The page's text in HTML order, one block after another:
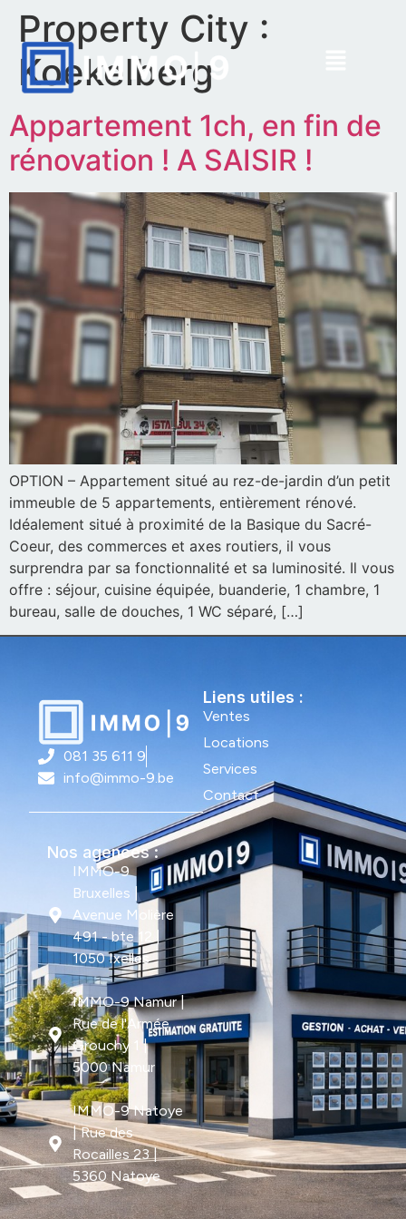
Property City :
Koekelberg
Appartement 1ch, en fin de
rénovation ! A SAISIR !
OPTION – Appartement situé au rez-de-jardin d’un petit
immeuble de 5 appartements, entièrement rénové.
Idéalement situé à proximité de la Basique du Sacré-
Coeur, des commerces et axes routiers, il vous
surprendra par sa fonctionnalité et sa luminosité. Il vous
offre : séjour, cuisine équipée, buanderie, 1 chambre, 1
bureau, salle de douches, 1 WC séparé, […]
081 35 611 9
info@immo-9.be
Nos agences :
IMMO-9
Bruxelles |
Avenue Molière
491 - bte 12 |
1050 Ixelles
IMMO-9 Namur |
Rue de l'Armée
Grouchy 1 |
5000 Namur
IMMO-9 Natoye
| Rue des
Rocailles 23 |
5360 Natoye
Liens utiles :
Ventes
Locations
Services
Contact